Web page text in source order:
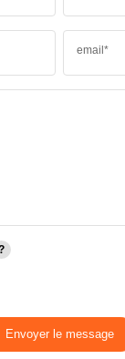
email*
Envoyer le message